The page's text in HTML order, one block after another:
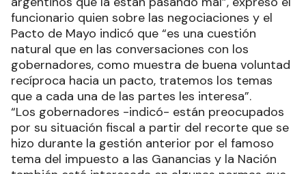
funcionario quien sobre las negociaciones y el
Pacto de Mayo indicó que “es una cuestión
natural que en las conversaciones con los
gobernadores, como muestra de buena voluntad
recíproca hacia un pacto, tratemos los temas
que a cada una de las partes les interesa”.
“Los gobernadores -indicó- están preocupados
por su situación fiscal a partir del recorte que se
hizo durante la gestión anterior por el famoso
tema del impuesto a las Ganancias y la Nación